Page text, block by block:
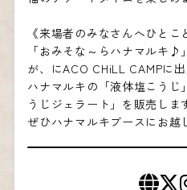
《来場者のみなさんへひとこ
「おみそな～らハナマルキ♪
が、にACO CHiLL CAMPに出
ハナマルキの「液体塩こうじ
うじジェラート」を販売しま
ぜひハナマルキブースにお越